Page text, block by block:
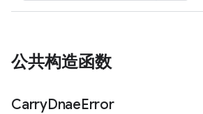
公共构造函数
CarryDnaeError